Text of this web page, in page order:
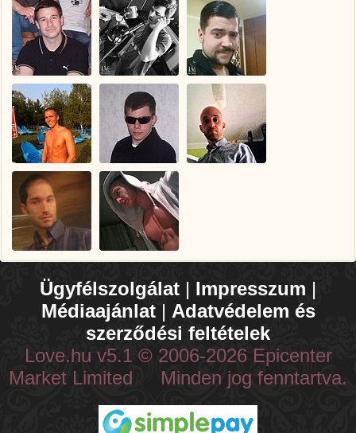
Ügyfélszolgálat | Impresszum |
Médiaajánlat| Adatvédelem és
szerződési feltételek
Love.hu v5.1 © 2006-2026 Epicenter
Market Limited Minden jog fenntartva.